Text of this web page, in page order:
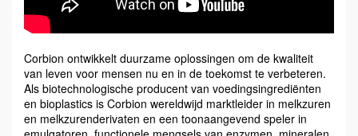
Corbion ontwikkelt duurzame oplossingen om de kwaliteit
van leven voor mensen nu en in de toekomst te verbeteren.
Als biotechnologische producent van voedingsingrediënten
en bioplastics is Corbion wereldwijd marktleider in melkzuren
en melkzurenderivaten en een toonaangevend speler in